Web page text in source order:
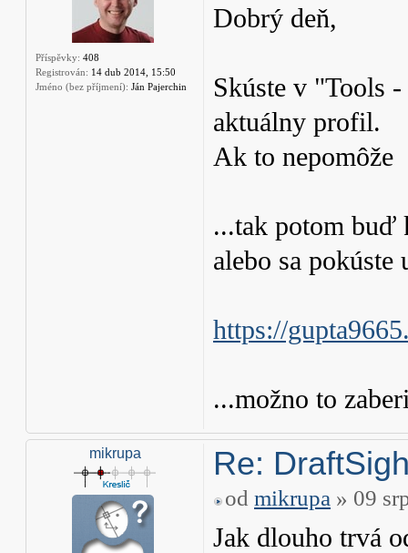
Příspěvky: 408
Registrován: 14 dub 2014, 15:50
Jméno (bez příjmení): Ján Pajerchin
Dobrý deň,
Skúste v "Tools
aktuálny profil.
Ak to nepomôže
...tak potom
alebo sa
https://
...možno to
mikrupa Re:
od mikrupa » 09
Jak dlouho trvá